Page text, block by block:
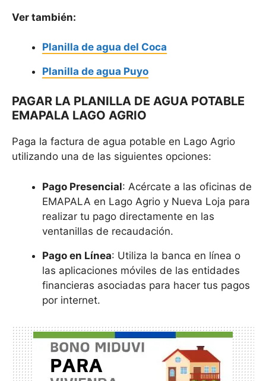
Ver también:
Planilla de agua del Coca
Planilla de agua Puyo
PAGAR LA PLANILLA DE AGUA POTABLE
EMAPALA LAGO AGRIO
Paga la factura de agua potable en Lago Agrio
utilizando una de las siguientes opciones:
Pago Presencial: Acércate a las oficinas de
EMAPALA en Lago Agrio y Nueva Loja para
realizar tu pago directamente en las
ventanillas de recaudación.
Pago en Línea: Utiliza la banca en línea o
las aplicaciones móviles de las entidades
financieras asociadas para hacer tus pagos
por internet.